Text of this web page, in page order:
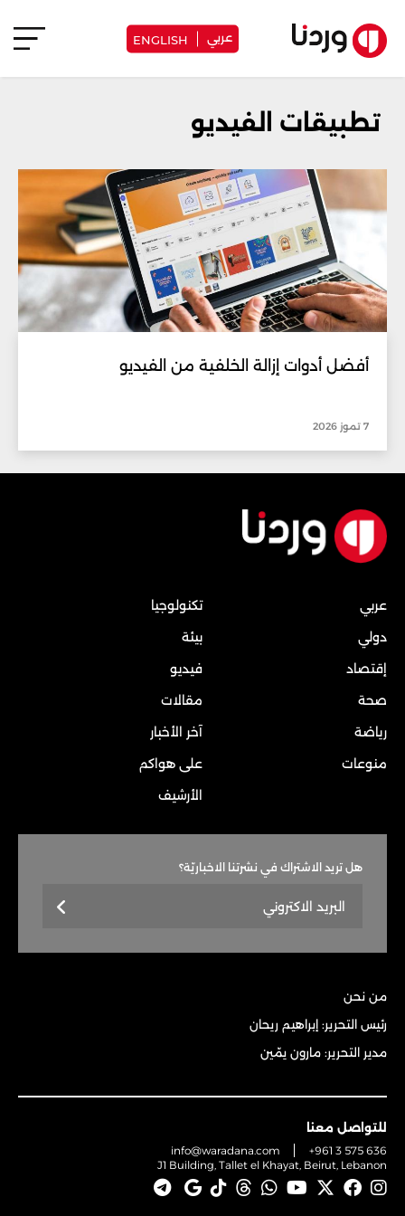
عربي ENGLISH
تطبيقات الفيديو
أفضل أدوات إزالة الخلفية من الفيديو
7 تموز 2026
عربي
دولي
إقتصاد
صحة
رياضة
منوعات
تكنولوجيا
بيئة
فيديو
مقالات
آخر الأخبار
على هواكم
الأرشيف
هل تريد الاشتراك في نشرتنا الاخباريّة؟
من نحن
رئيس التحرير: إبراهيم ريحان
مدير التحرير: مارون يمّين
للتواصل معنا
info@waradana.com
+961 3 575 636
J1 Building, Tallet el Khayat, Beirut, Lebanon